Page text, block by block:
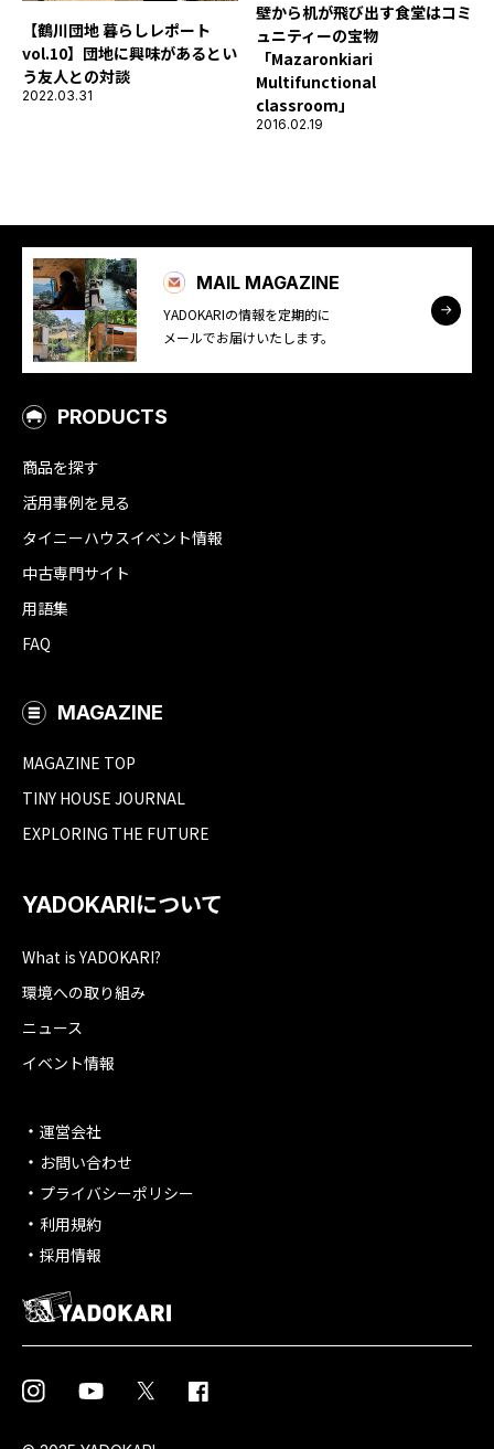
【鶴川団地 暮らしレポート
vol.10】団地に興味があるとい
う友人との対談
2022.03.31
壁から机が飛び出す食堂はコミ
ュニティーの宝物
「Mazaronkiari
Multifunctional
classroom」
2016.02.19
MAIL MAGAZINE
YADOKARIの情報を定期的に
メールでお届けいたします。
PRODUCTS
商品を探す
活用事例を見る
タイニーハウスイベント情報
中古専門サイト
用語集
FAQ
MAGAZINE
MAGAZINE TOP
TINY HOUSE JOURNAL
EXPLORING THE FUTURE
YADOKARIについて
What is YADOKARI?
環境への取り組み
ニュース
イベント情報
運営会社
お問い合わせ
プライバシーポリシー
利用規約
採用情報